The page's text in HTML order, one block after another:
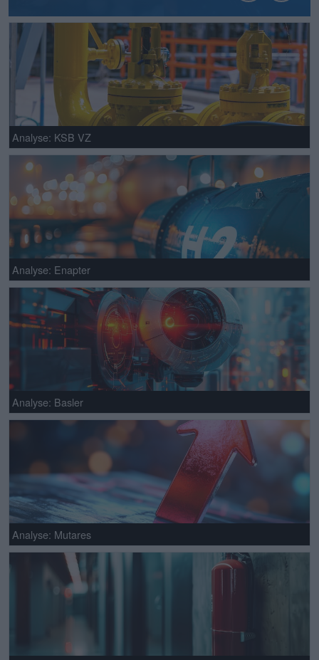
Analyse: KSB VZ
Analyse: Enapter
Analyse: Basler
Analyse: Mutares